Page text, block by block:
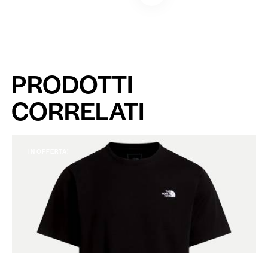
PRODOTTI
CORRELATI